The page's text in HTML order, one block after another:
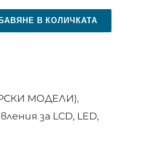
В КОЛИЧКАТА
МОДЕЛИ),
за LCD, LED,